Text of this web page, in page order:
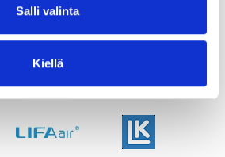
Salli valinta
Kiellä